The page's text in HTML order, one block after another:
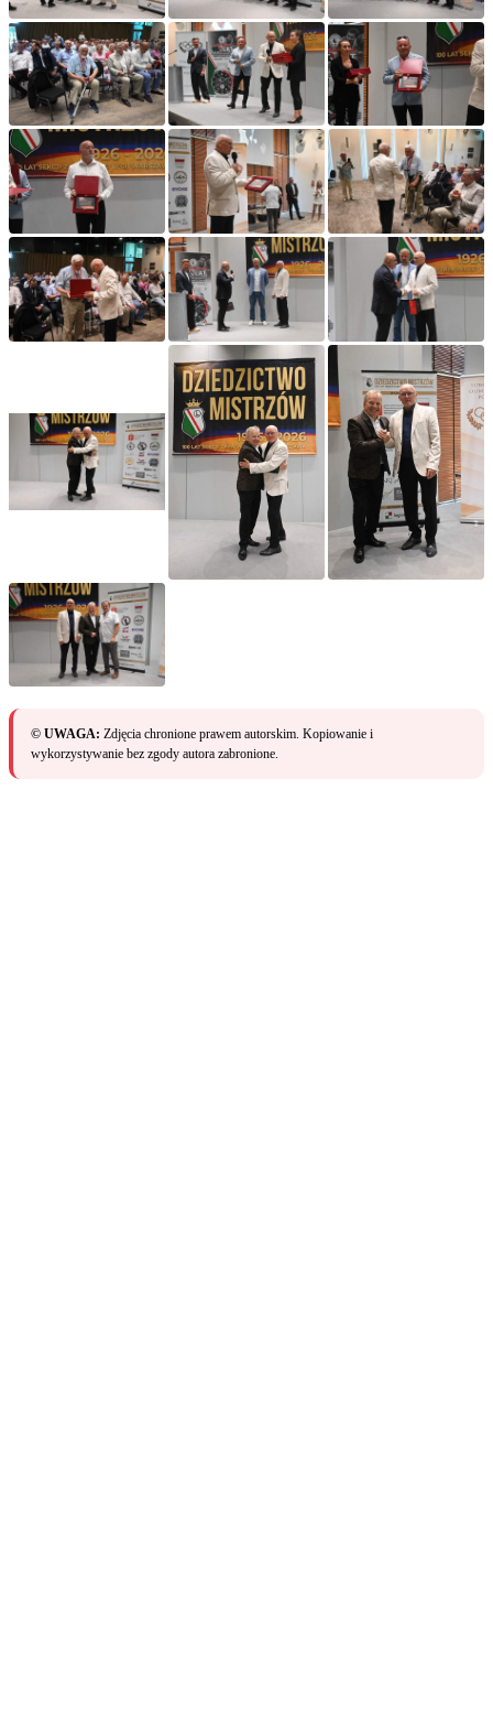
© UWAGA: Zdjęcia chronione prawem autorskim. Kopiowanie i
wykorzystywanie bez zgody autora zabronione.